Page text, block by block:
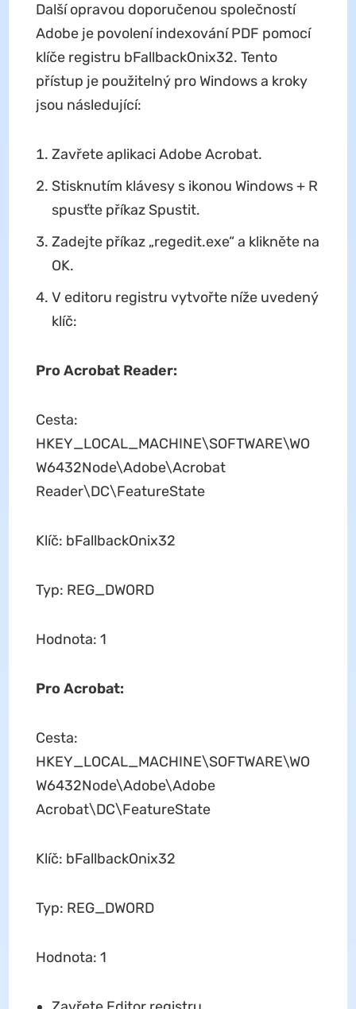
Další opravou doporučenou společností
Adobe je povolení indexování PDF pomocí
klíče registru bFallbackOnix32. Tento
přístup je použitelný pro Windows a kroky
jsou následující:
Zavřete aplikaci Adobe Acrobat.
Stisknutím klávesy s ikonou Windows + R
spusťte příkaz Spustit.
Zadejte příkaz „regedit.exe“ a klikněte na
OK.
V editoru registru vytvořte níže uvedený
klíč:
Pro Acrobat Reader:
Cesta:
HKEY_LOCAL_MACHINE\SOFTWARE\WO
W6432Node\Adobe\Acrobat
Reader\DC\FeatureState
Klíč: bFallbackOnix32
Typ: REG_DWORD
Hodnota: 1
Pro Acrobat:
Cesta:
HKEY_LOCAL_MACHINE\SOFTWARE\WO
W6432Node\Adobe\Adobe
Acrobat\DC\FeatureState
Klíč: bFallbackOnix32
Typ: REG_DWORD
Hodnota: 1